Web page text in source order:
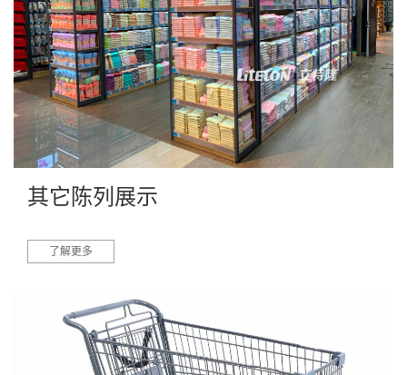
其它陈列展示
了解更多